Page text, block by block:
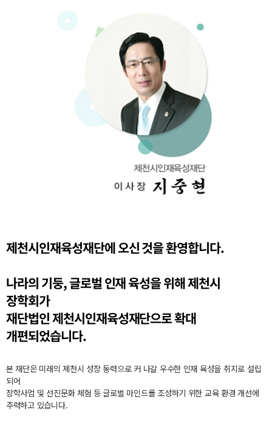
제천시인재육성재단에 오신 것을 환영합니다.
나라의 기둥, 글로벌 인재 육성을 위해 제천시
장학회가
재단법인 제천시인재육성재단으로 확대
개편되었습니다.
본 재단은 미래의 제천시 성장 동력으로 커 나갈 우수한 인재 육성을 취지로 설립
되어
장학사업 및 선진문화 체험 등 글로벌 마인드를 조성하기 위한 교육 환경 개선에
주력하고 있습니다.